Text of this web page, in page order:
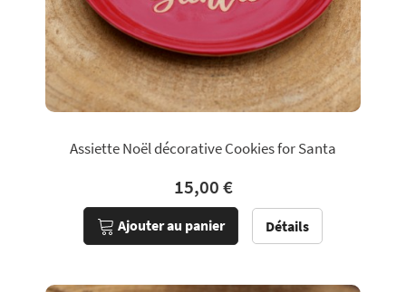
Assiette Noël décorative Cookies for Santa
15,00 €
Ajouter au panier Détails